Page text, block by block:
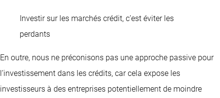
Investir sur les marchés crédit, c’est éviter les
perdants
En outre, nous ne préconisons pas une approche passive pour
l’investissement dans les crédits, car cela expose les
investisseurs à des entreprises potentiellement de moindre